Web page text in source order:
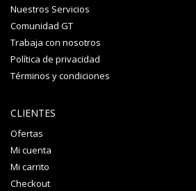
Nuestros Servicios
Comunidad GT
Trabaja con nosotros
Política de privacidad
Términos y condiciones
CLIENTES
Ofertas
Mi cuenta
Mi carrito
Checkout